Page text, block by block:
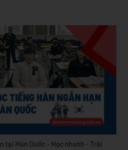
tại Hàn Quốc - Học nhanh - Trải